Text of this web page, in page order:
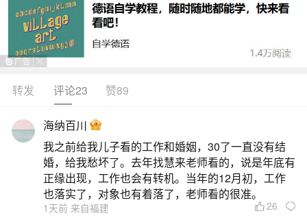
生活中像梦见一锅肉是什么意思？都是很常见
的问题，但是小问题不注意可能会引起大麻烦，下
面就这个问题给大家做一些解读：
1、梦见一锅肉是什么意思？
梦见一锅肉可能有以下几种含义：精神上的满
转发 评论23 赞89
海纳百川
我之前给我儿子看的工作和婚姻，30了一直没有结
婚，给我愁坏了。去年找慧来老师看的，说是年底有
正缘出现，工作也会有转机。当年的12月初，工作
也落实了，对象也有着落了，老师看的很准。
1天前 来自福建 26